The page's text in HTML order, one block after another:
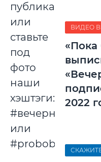
публикации
или
ставьте
под
фото
наши
хэштэги:
или
#probobruisk.
ВИДЕО
2022